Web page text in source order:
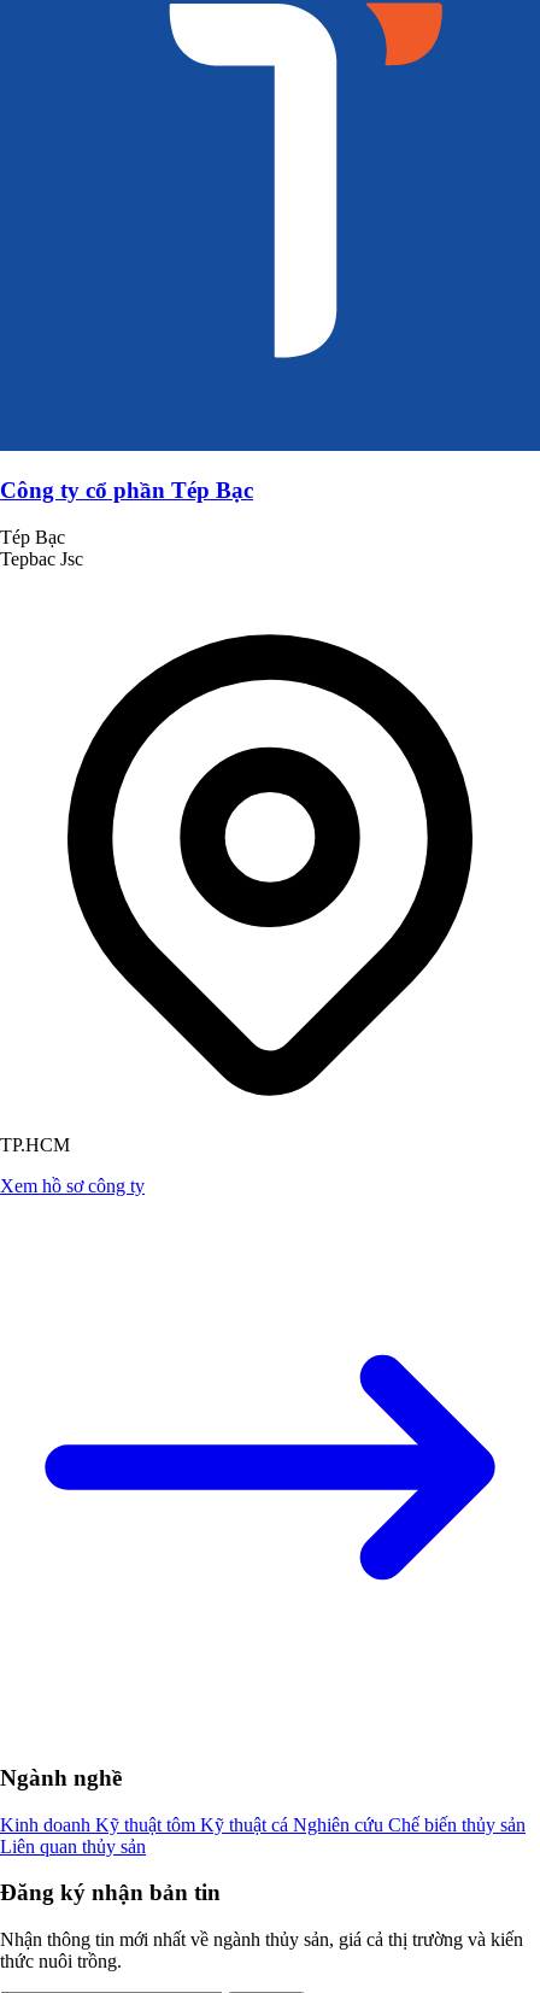
Công ty cổ phần Tép Bạc
Tép Bạc
Tepbac Jsc
TP.HCM
Xem hồ sơ công ty
Ngành nghề
Kinh doanh Kỹ thuật tôm Kỹ thuật cá Nghiên cứu Chế biến thủy sản
Liên quan thủy sản
Đăng ký nhận bản tin
Nhận thông tin mới nhất về ngành thủy sản, giá cả thị trường và kiến
thức nuôi trồng.